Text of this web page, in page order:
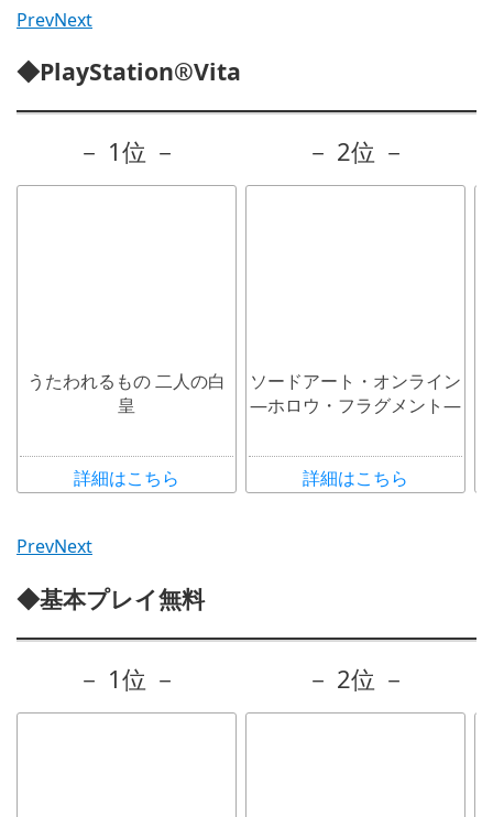
PrevNext
◆PlayStation®Vita
－ 1位 －
うたわれるもの 二人の白
皇
詳細はこちら
－ 2位 －
ソードアート・オンライン
―ホロウ・フラグメント―
詳細はこちら
PrevNext
◆基本プレイ無料
－ 1位 － － 2位 －